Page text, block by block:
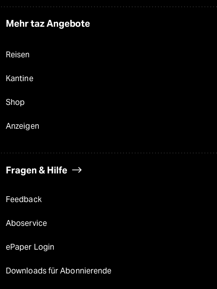
Mehr taz Angebote
Reisen
Kantine
Shop
Anzeigen
Fragen & Hilfe
Feedback
Aboservice
ePaper Login
Downloads für Abonnierende